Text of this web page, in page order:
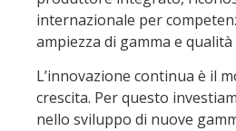
internazionale per
ampiezza di gamma e qualità
L’innovazione continua è il
crescita. Per questo
nello sviluppo di nuove